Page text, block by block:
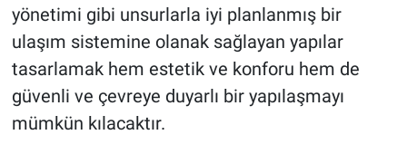
yönetimi gibi unsurlarla iyi planlanmış bir
ulaşım sistemine olanak sağlayan yapılar
tasarlamak hem estetik ve konforu hem de
güvenli ve çevreye duyarlı bir yapılaşmayı
mümkün kılacaktır.